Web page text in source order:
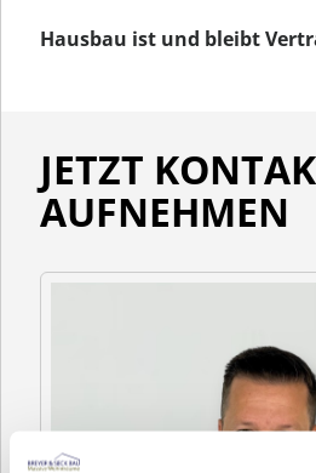
Hausbau ist und bleibt
JETZT
AUFNEHMEN